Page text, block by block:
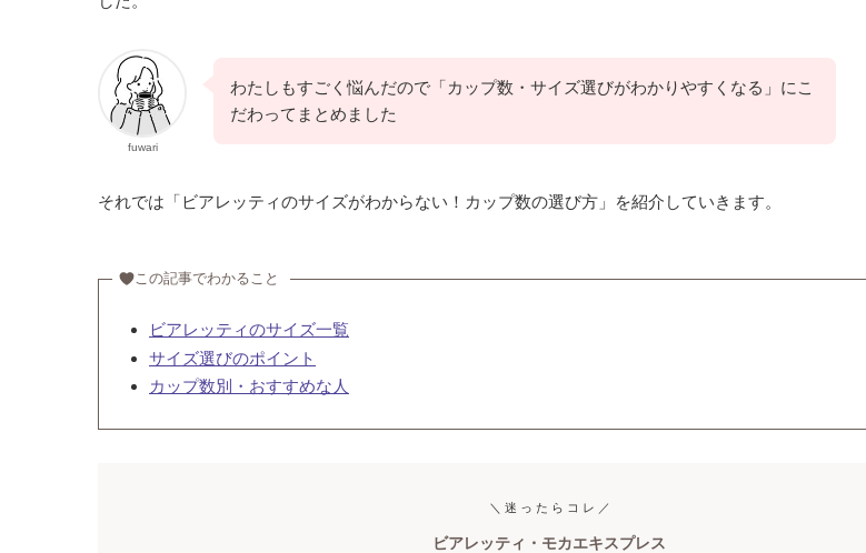
fuwari
わたしもすごく悩んだので「カップ数・サイズ選びがわかりやすくなる」にこ
だわってまとめました
それでは「ビアレッティのサイズがわからない！カップ数の選び方」を紹介していきます。
この記事でわかること
ビアレッティのサイズ一覧
サイズ選びのポイント
カップ数別・おすすめな人
＼ 迷 っ た ら コ レ ／
ビアレッティ・モカエキスプレス